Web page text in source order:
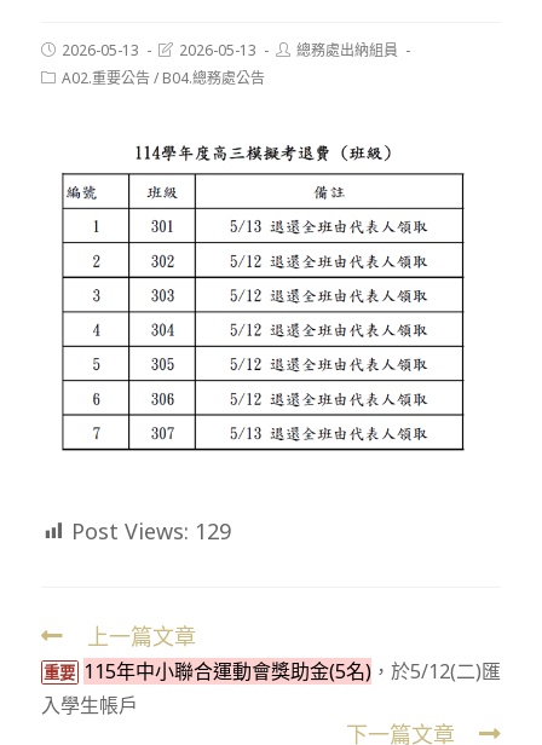
Post
published:
2026-05-13
Post
modified:
2026-05-13
Post總務處出納組員
PostA02.重要公告/ B04.總務處公告
Post Views: 129
Read
more
articles
上一篇文章
重要 115年中小聯合運動會獎助金(5名) ，於5/12(二)匯
入學生帳戶
下一篇文章